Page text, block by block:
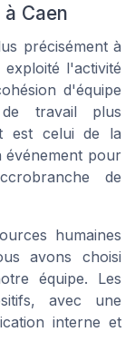
Caen
précisément à
l'activité
d'équipe
travail plus
est celui de la
événement pour
de
humaines
avons choisi
équipe. Les
avec une
interne et